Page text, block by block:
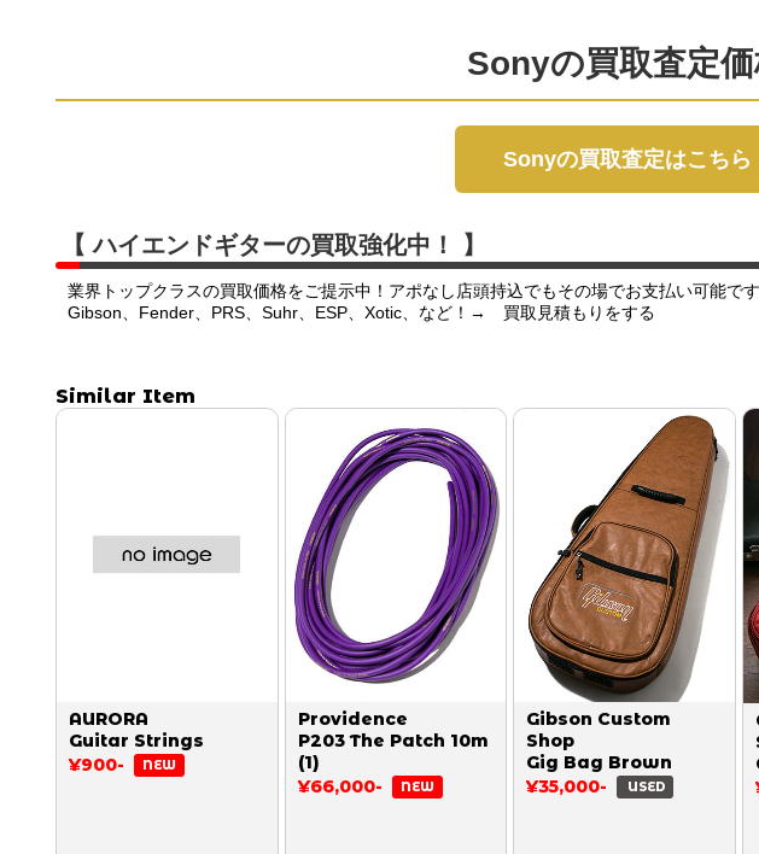
Sonyの買取査定
Sonyの買取査定はこちら
【 ハイエンドギターの買取強化中！ 】
業界トップクラスの買取価格をご提示中！アポなし店頭持込でもその場でお支払い可能で
Gibson、Fender、PRS、Suhr、ESP、Xotic、など！→ 買取見積もりをする
Similar Item
AURORA
Guitar Strings
¥900-
NEW
Providence
P203 The Patch 10m
(1)
¥66,000-
NEW
Gibson Custom
Shop
Gig Bag Brown
¥35,000-
USED